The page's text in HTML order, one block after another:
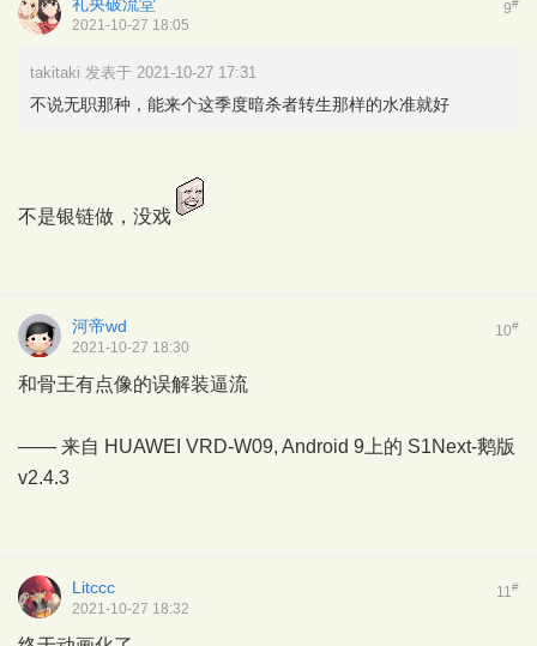
9#
2021-10-27 18:05
takitaki 发表于 2021-10-27 17:31
不说无职那种，能来个这季度暗杀者转生那样的水准就好
不是银链做，没戏
10#
河帝wd
2021-10-27 18:30
和骨王有点像的误解装逼流
—— 来自 HUAWEI VRD-W09, Android 9上的 S1Next-鹅版
v2.4.3
11#
Litccc
2021-10-27 18:32